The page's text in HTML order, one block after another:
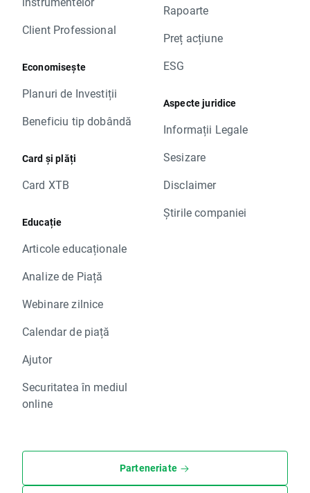
Client Professional
Economisește
Planuri de Investiții
Beneficiu tip dobândă
Card și plăți
Card XTB
Educație
Articole educaționale
Analize de Piață
Webinare zilnice
Calendar de piață
Ajutor
Securitatea în mediul
online
Rapoarte
Preț acțiune
ESG
Aspecte juridice
Informații Legale
Sesizare
Disclaimer
Știrile companiei
Parteneriate